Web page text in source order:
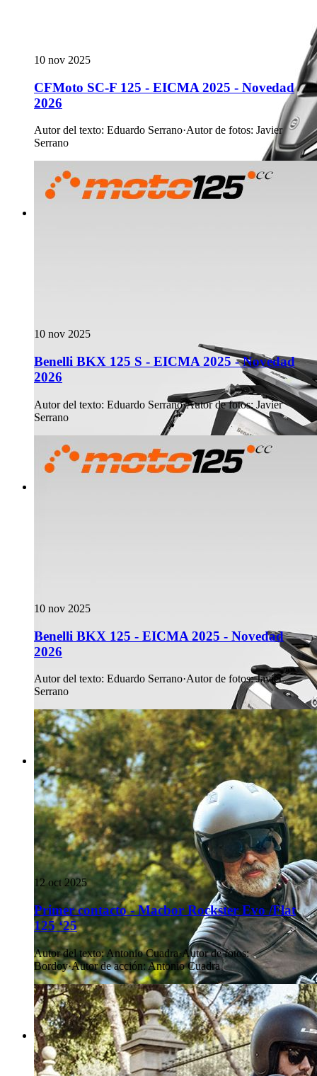
10 nov 2025
CFMoto SC-F 125 - EICMA 2025 - Novedad
2026
Autor del texto: Eduardo Serrano·Autor de fotos: Javier
Serrano
10 nov 2025
Benelli BKX 125 S - EICMA 2025 - Novedad
2026
Autor del texto: Eduardo Serrano·Autor de fotos: Javier
Serrano
10 nov 2025
Benelli BKX 125 - EICMA 2025 - Novedad
2026
Autor del texto: Eduardo Serrano·Autor de fotos: Javier
Serrano
12 oct 2025
Primer contacto - Macbor Rockster Evo /Flat
125 ‘25
Autor del texto: Antonio Cuadra·Autor de fotos:
Bordoy·Autor de acción: Antonio Cuadra